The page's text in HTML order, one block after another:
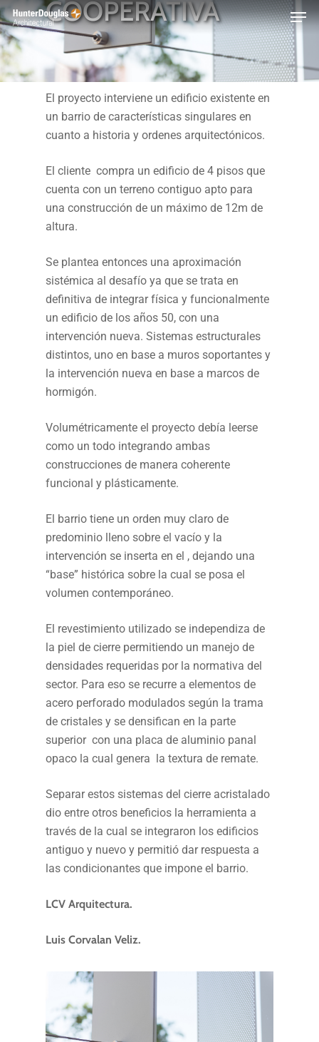
Skip
to
main
content
COOPERATIVA
El proyecto interviene un edificio existente en
un barrio de características singulares en
cuanto a historia y ordenes arquitectónicos.
El cliente compra un edificio de 4 pisos que
cuenta con un terreno contiguo apto para
una construcción de un máximo de 12m de
altura.
Se plantea entonces una aproximación
sistémica al desafío ya que se trata en
definitiva de integrar física y funcionalmente
un edificio de los años 50, con una
intervención nueva. Sistemas estructurales
distintos, uno en base a muros soportantes y
la intervención nueva en base a marcos de
hormigón.
Volumétricamente el proyecto debía leerse
como un todo integrando ambas
construcciones de manera coherente
funcional y plásticamente.
El barrio tiene un orden muy claro de
predominio lleno sobre el vacío y la
intervención se inserta en el , dejando una
“base” histórica sobre la cual se posa el
volumen contemporáneo.
El revestimiento utilizado se independiza de
la piel de cierre permitiendo un manejo de
densidades requeridas por la normativa del
sector. Para eso se recurre a elementos de
acero perforado modulados según la trama
de cristales y se densifican en la parte
superior con una placa de aluminio panal
opaco la cual genera la textura de remate.
Separar estos sistemas del cierre acristalado
dio entre otros beneficios la herramienta a
través de la cual se integraron los edificios
antiguo y nuevo y permitió dar respuesta a
las condicionantes que impone el barrio.
LCV Arquitectura.
Luis Corvalan Veliz.
Menu